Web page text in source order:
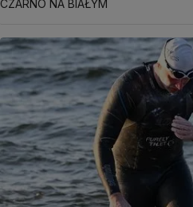
CZARNO NA BIAŁYM